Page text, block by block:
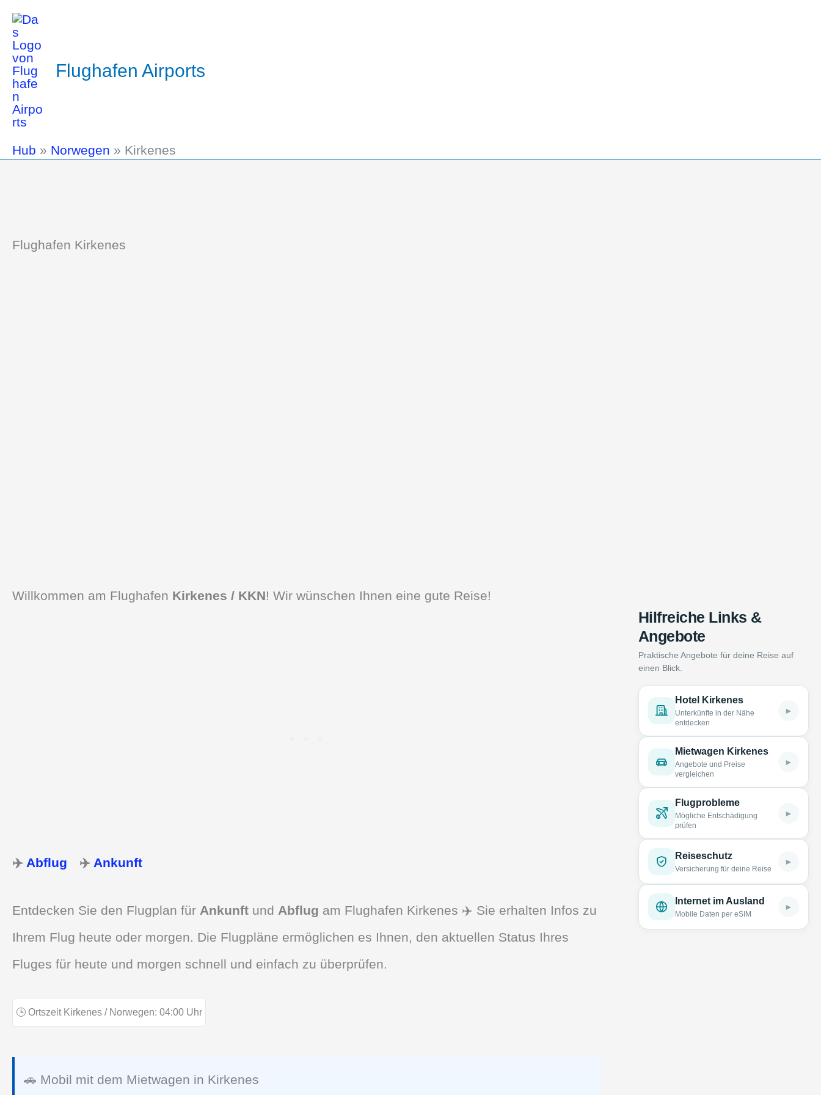
Flughafen Airports
Hub » Norwegen » Kirkenes
Flughafen Kirkenes
Willkommen am Flughafen Kirkenes / KKN! Wir wünschen Ihnen eine gute Reise!
✈️ Abflug ✈️ Ankunft
Entdecken Sie den Flugplan für Ankunft und Abflug am Flughafen Kirkenes ✈️ Sie erhalten Infos zu
Ihrem Flug heute oder morgen. Die Flugpläne ermöglichen es Ihnen, den aktuellen Status Ihres
Fluges für heute und morgen schnell und einfach zu überprüfen.
🕒 Ortszeit Kirkenes / Norwegen: 04:00 Uhr
🚗 Mobil mit dem Mietwagen in Kirkenes
Hilfreiche Links &
Angebote
Praktische Angebote für deine Reise auf
einen Blick.
Hotel Kirkenes
Unterkünfte in der Nähe
entdecken
►
Mietwagen Kirkenes
Angebote und Preise
vergleichen
►
Flugprobleme
Mögliche Entschädigung
prüfen
►
Reiseschutz
Versicherung für deine Reise
►
Internet im Ausland
Mobile Daten per eSIM
►